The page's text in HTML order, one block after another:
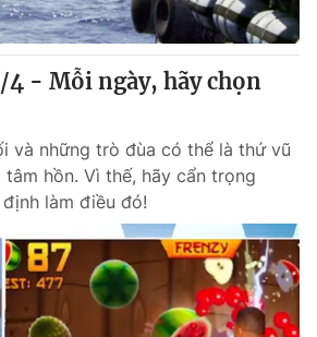
4 - Mỗi ngày, hãy chọn
và những trò đùa có thể là thứ vũ
hồn. Vì thế, hãy cẩn trọng
làm điều đó!